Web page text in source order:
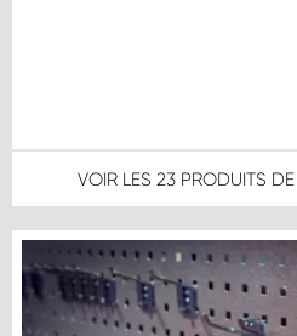
VOIR LES 23 PRODUITS